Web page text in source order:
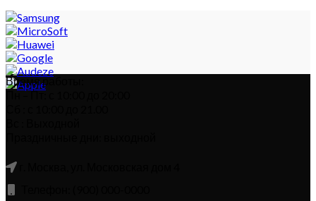
Время работы:
Пн – Пт: с 10:00 до 20:00